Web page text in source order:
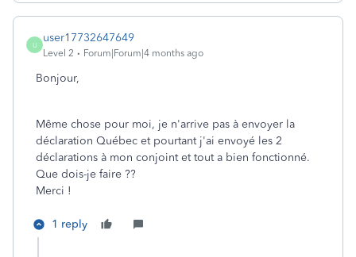
U
user17732647649
Level 2 Forum|Forum|4 months ago
Bonjour,
Même chose pour moi, je n'arrive pas à envoyer la
déclaration Québec et pourtant j'ai envoyé les 2
déclarations à mon conjoint et tout a bien fonctionné.
Que dois-je faire ??
Merci !
1 reply